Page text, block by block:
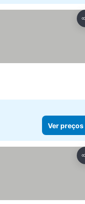
Ver preços